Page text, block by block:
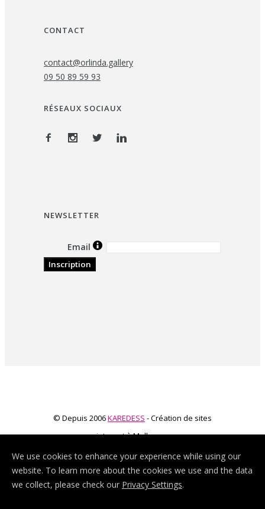
CONTACT
contact@orlinda.gallery
09 50 89 59 93
RÉSEAUX SOCIAUX
NEWSLETTER
Email
© Depuis 2006KAREDESS - Création de sites
internet à Mulhouse
We use cookies to enhance your experience while using our
website. To learn more about the cookies we use and the data
we collect, please check our Privacy Settings.